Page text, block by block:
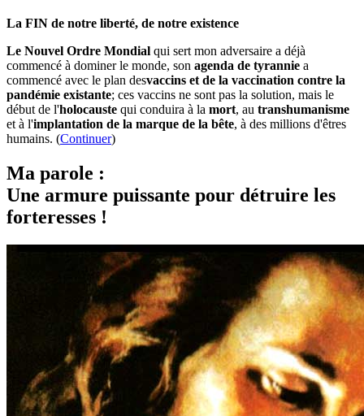
La FIN de notre liberté, de notre existence
Le Nouvel Ordre Mondial qui sert mon adversaire a déjà
commencé à dominer le monde, son agenda de tyrannie a
commencé avec le plan desvaccins et de la vaccination contre la
pandémie existante; ces vaccins ne sont pas la solution, mais le
début de l'holocauste qui conduira à la mort, au transhumanisme
et à l'implantation de la marque de la bête, à des millions d'êtres
humains. (Continuer)
Ma parole :
Une armure puissante pour détruire les
forteresses !